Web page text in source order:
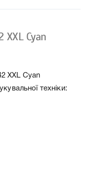
XXL Cyan
XXL Cyan
техніки: